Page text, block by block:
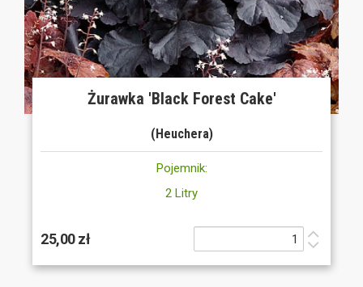
Żurawka 'Black Forest Cake'
(Heuchera)
Pojemnik:
2 Litry
25,00 zł